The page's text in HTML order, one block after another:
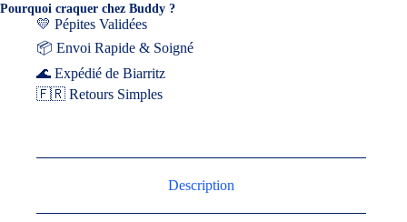
Pourquoi craquer chez Buddy ?
💛 Pépites Validées
📦 Envoi Rapide & Soigné
🌊 Expédié de Biarritz
🇫🇷 Retours Simples
Description